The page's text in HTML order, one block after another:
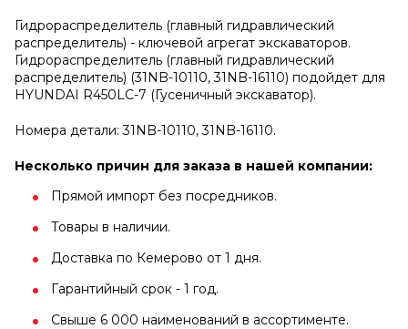
Гидрораспределитель (главный гидравлический
распределитель) - ключевой агрегат экскаваторов.
Гидрораспределитель (главный гидравлический
распределитель) (31NB-10110, 31NB-16110) подойдет для
HYUNDAI R450LC-7 (Гусеничный экскаватор).
Номера детали: 31NB-10110, 31NB-16110.
Несколько причин для заказа в нашей компании:
Прямой импорт без посредников.
Товары в наличии.
Доставка по Кемерово от 1 дня.
Гарантийный срок - 1 год.
Свыше 6 000 наименований в ассортименте.